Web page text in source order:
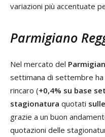
variazioni più accentuate
Parmigiano
Nel mercato del
settimana di settembre ha
rincaro (+0,4% su base
stagionatura quotati
grazie a un buon
quotazioni delle